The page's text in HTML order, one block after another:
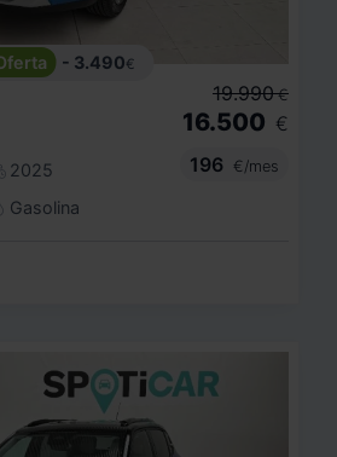
- 3.490€
2025
Gasolina
19.990 €
16.500 €
196
€/mes